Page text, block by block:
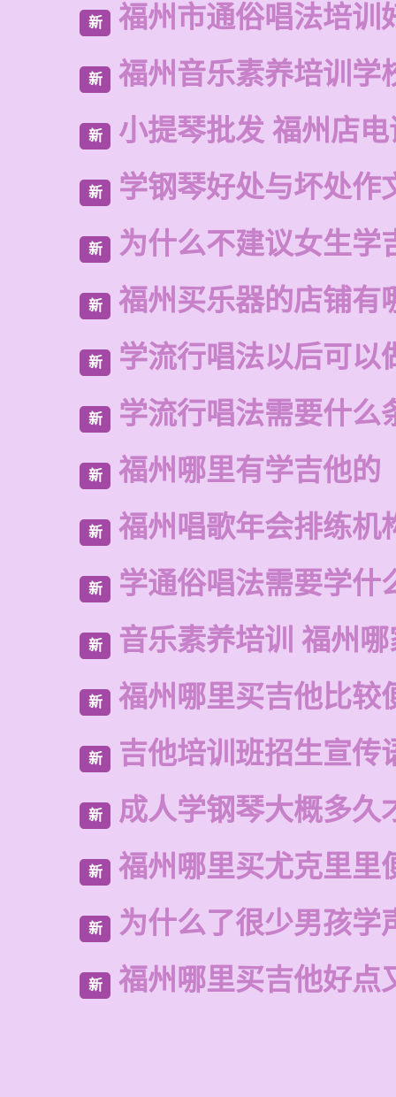
新 福州市通俗唱法培训
新 福州音乐素养培训学
新 小提琴批发 福州店
新 学钢琴好处与坏处作
新 为什么不建议女生学
新 福州买乐器的店铺有
新 学流行唱法以后可以
新 学流行唱法需要什么
新 福州哪里有学吉他的
新 福州唱歌年会排练机
新 学通俗唱法需要学什
新 音乐素养培训 福州
新 福州哪里买吉他比较
新 吉他培训班招生宣传
新 成人学钢琴大概多久
新 福州哪里买尤克里里
新 为什么了很少男孩学
新 福州哪里买吉他好点